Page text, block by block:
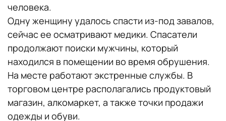
человека.
Одну женщину удалось спасти из-под завалов,
сейчас ее осматривают медики. Спасатели
продолжают поиски мужчины, который
находился в помещении во время обрушения.
На месте работают экстренные службы. В
торговом центре располагались продуктовый
магазин, алкомаркет, а также точки продажи
одежды и обуви.